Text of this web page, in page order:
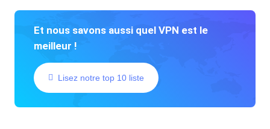
Et nous savons aussi quel VPN est le
meilleur !
Lisez notre top 10 liste